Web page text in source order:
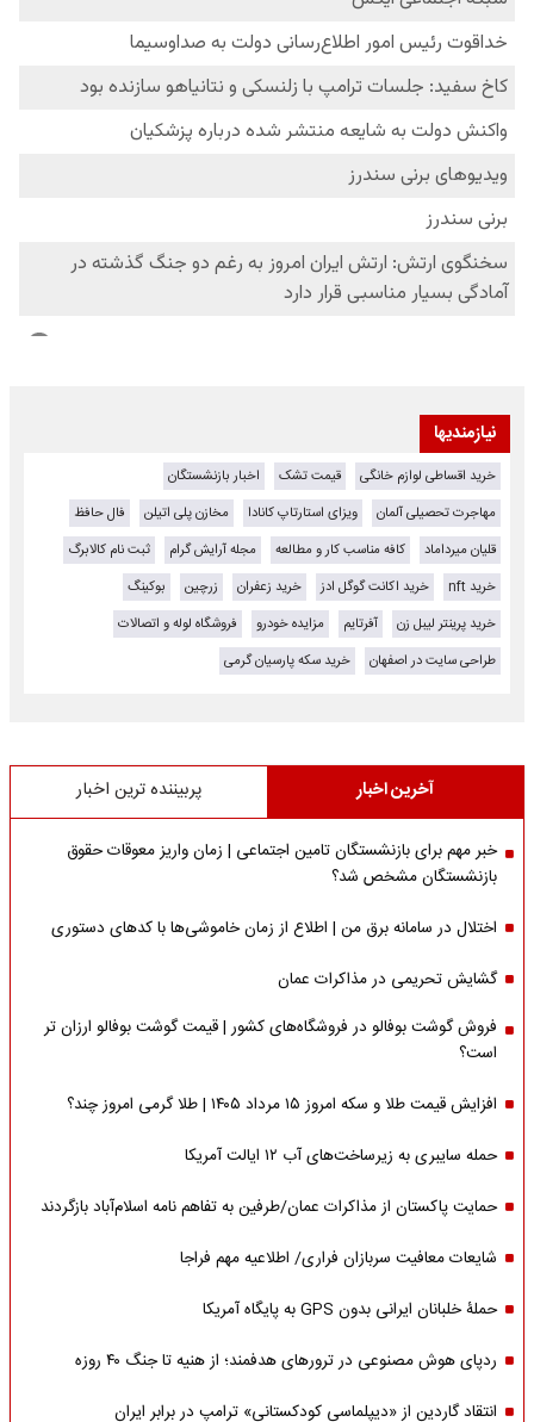
نیازمندیها
خرید اقساطی لوازم خانگی قیمت تشک
اخبار بازنشستگان
مهاجرت تحصیلی آلمان
ویزای استارتاپ کانادا مخازن پلی اتیلن
فال حافظ
قلیان میرداماد
کافه مناسب کار و مطالعه مجله آرایش گرام
ثبت نام کالابرگ
خرید nft
خرید اکانت گوگل ادز خرید زعفران زرچین
بوکینگ
خرید پرینتر لیبل زن
آفرتایم مزایده خودرو
فروشگاه لوله و اتصالات
طراحی سایت در اصفهان
خرید سکه پارسیان گرمی
آخرین اخبار پربیننده ترین اخبار
خبر مهم برای بازنشستگان تامین اجتماعی | زمان واریز معوقات حقوق
بازنشستگان مشخص شد؟
اختلال در سامانه برق من | اطلاع از زمان خاموشی‌ها با کدهای دستوری
گشایش تحریمی در مذاکرات عمان
فروش گوشت بوفالو در فروشگاه‌های کشور | قیمت گوشت بوفالو ارزان تر
است؟
افزایش قیمت طلا و سکه امروز ۱۵ مرداد ۱۴۰۵ | طلا گرمی امروز چند؟
حمله سایبری به زیرساخت‌های آب ۱۲ ایالت آمریکا
حمایت پاکستان از مذاکرات عمان/طرفین به تفاهم نامه اسلام‌آباد بازگردند
شایعات معافیت سربازان فراری/ اطلاعیه مهم فراجا
حملۀ خلبانان ایرانی بدون GPS به پایگاه آمریکا
ردپای هوش مصنوعی در ترورهای هدفمند؛ از هنیه تا جنگ ۴۰ روزه
انتقاد گاردین از «دیپلماسی کودکستانی» ترامپ در برابر ایران